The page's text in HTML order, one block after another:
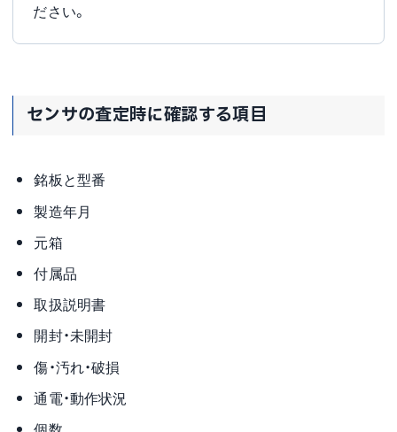
ださい。
センサの査定時に確認する項目
銘板と型番
製造年月
元箱
付属品
取扱説明書
開封・未開封
傷・汚れ・破損
通電・動作状況